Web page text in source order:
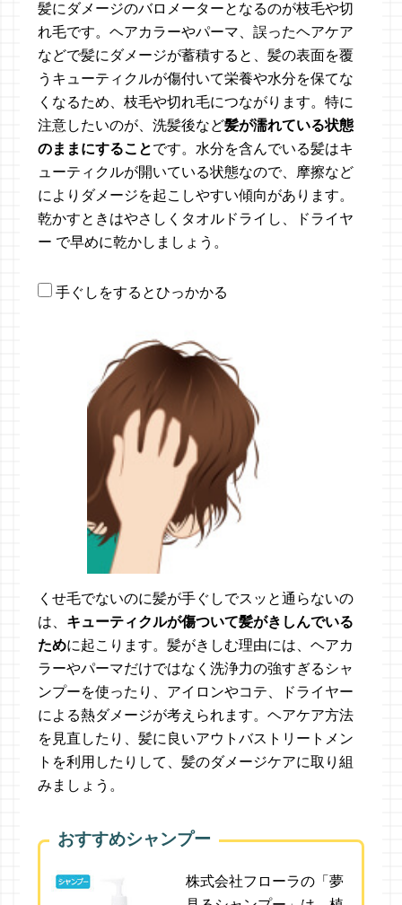
髪にダメージのバロメーターとなるのが枝毛や切
れ毛です。ヘアカラーやパーマ、誤ったヘアケア
などで髪にダメージが蓄積すると、髪の表面を覆
うキューティクルが傷付いて栄養や水分を保てな
くなるため、枝毛や切れ毛につながります。特に
注意したいのが、洗髪後など髪が濡れている状態
のままにすることです。水分を含んでいる髪はキ
ューティクルが開いている状態なので、摩擦など
によりダメージを起こしやすい傾向があります。
乾かすときはやさしくタオルドライし、ドライヤ
ー で早めに乾かしましょう。
手ぐしをするとひっかかる
くせ毛でないのに髪が手ぐしでスッと通らないの
は、 キューティクルが傷ついて髪がきしんでいる
ために起こります。髪がきしむ理由には、ヘアカ
ラーやパーマだけではなく洗浄力の強すぎるシャ
ンプーを使ったり、アイロンやコテ、ドライヤー
による熱ダメージが考えられます。ヘアケア方法
を見直したり、髪に良いアウトバストリートメン
トを利用したりして、髪のダメージケアに取り組
みましょう。
おすすめシャンプー
株式会社フローラの「夢